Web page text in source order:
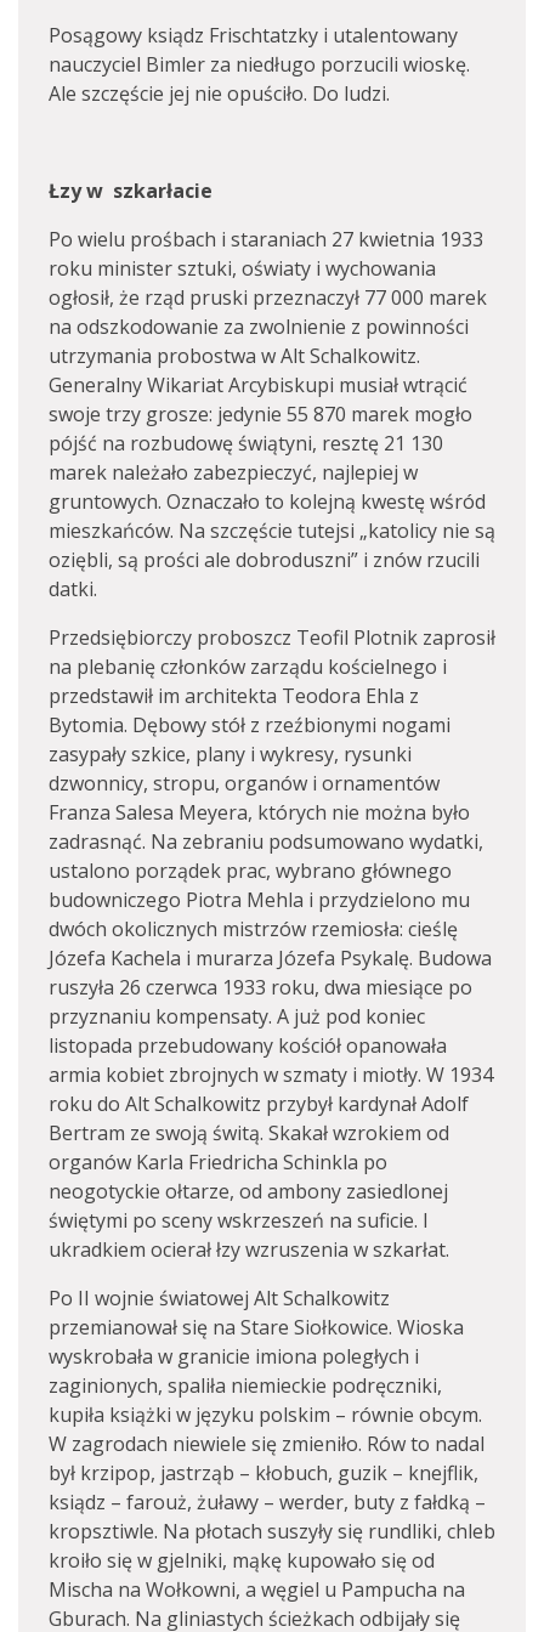
Posągowy ksiądz Frischtatzky i utalentowany
nauczyciel Bimler za niedługo porzucili wioskę.
Ale szczęście jej nie opuściło. Do ludzi.
Łzy w szkarłacie
Po wielu prośbach i staraniach 27 kwietnia 1933
roku minister sztuki, oświaty i wychowania
ogłosił, że rząd pruski przeznaczył 77 000 marek
na odszkodowanie za zwolnienie z powinności
utrzymania probostwa w Alt Schalkowitz.
Generalny Wikariat Arcybiskupi musiał wtrącić
swoje trzy grosze: jedynie 55 870 marek mogło
pójść na rozbudowę świątyni, resztę 21 130
marek należało zabezpieczyć, najlepiej w
gruntowych. Oznaczało to kolejną kwestę wśród
mieszkańców. Na szczęście tutejsi „katolicy nie są
oziębli, są prości ale dobroduszni” i znów rzucili
datki.
Przedsiębiorczy proboszcz Teofil Plotnik zaprosił
na plebanię członków zarządu kościelnego i
przedstawił im architekta Teodora Ehla z
Bytomia. Dębowy stół z rzeźbionymi nogami
zasypały szkice, plany i wykresy, rysunki
dzwonnicy, stropu, organów i ornamentów
Franza Salesa Meyera, których nie można było
zadrasnąć. Na zebraniu podsumowano wydatki,
ustalono porządek prac, wybrano głównego
budowniczego Piotra Mehla i przydzielono mu
dwóch okolicznych mistrzów rzemiosła: cieślę
Józefa Kachela i murarza Józefa Psykalę. Budowa
ruszyła 26 czerwca 1933 roku, dwa miesiące po
przyznaniu kompensaty. A już pod koniec
listopada przebudowany kościół opanowała
armia kobiet zbrojnych w szmaty i miotły. W 1934
roku do Alt Schalkowitz przybył kardynał Adolf
Bertram ze swoją świtą. Skakał wzrokiem od
organów Karla Friedricha Schinkla po
neogotyckie ołtarze, od ambony zasiedlonej
świętymi po sceny wskrzeszeń na suficie. I
ukradkiem ocierał łzy wzruszenia w szkarłat.
Po II wojnie światowej Alt Schalkowitz
przemianował się na Stare Siołkowice. Wioska
wyskrobała w granicie imiona poległych i
zaginionych, spaliła niemieckie podręczniki,
kupiła książki w języku polskim – równie obcym.
W zagrodach niewiele się zmieniło. Rów to nadal
był krzipop, jastrząb – kłobuch, guzik – knejflik,
ksiądz – farouż, żuławy – werder, buty z fałdką –
kropsztiwle. Na płotach suszyły się rundliki, chleb
kroiło się w gjelniki, mąkę kupowało się od
Mischa na Wołkowni, a węgiel u Pampucha na
Gburach. Na gliniastych ścieżkach odbijały się